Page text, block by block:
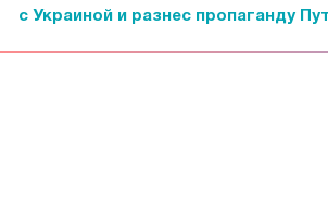
с Украиной и разнес пропаганду